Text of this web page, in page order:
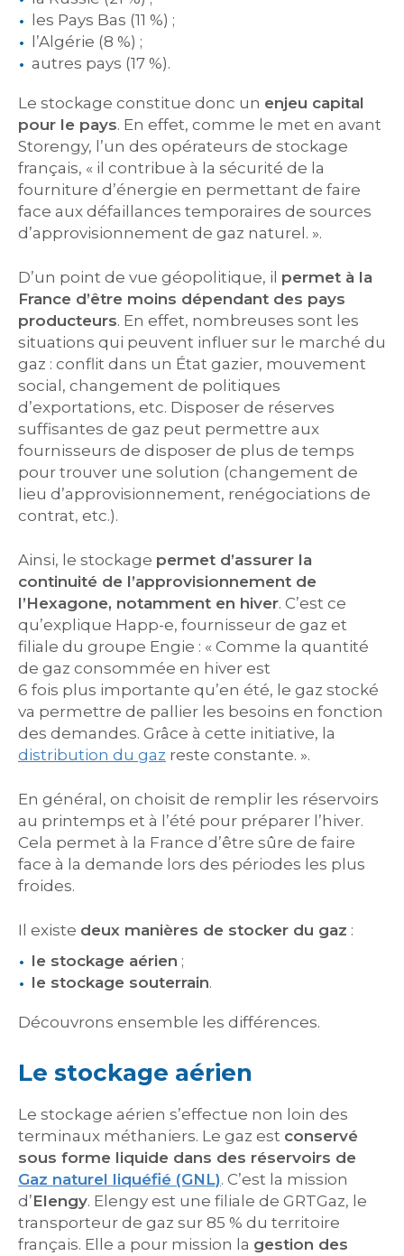
les Pays Bas (11 %) ;
l’Algérie (8 %) ;
autres pays (17 %).
Le stockage constitue donc un enjeu capital
pour le pays. En effet, comme le met en avant
Storengy, l’un des opérateurs de stockage
français, « il contribue à la sécurité de la
fourniture d’énergie en permettant de faire
face aux défaillances temporaires de sources
d’approvisionnement de gaz naturel. ».
D’un point de vue géopolitique, il permet à la
France d’être moins dépendant des pays
producteurs. En effet, nombreuses sont les
situations qui peuvent influer sur le marché du
gaz : conflit dans un État gazier, mouvement
social, changement de politiques
d’exportations, etc. Disposer de réserves
suffisantes de gaz peut permettre aux
fournisseurs de disposer de plus de temps
pour trouver une solution (changement de
lieu d’approvisionnement, renégociations de
contrat, etc.).
Ainsi, le stockage permet d’assurer la
continuité de l’approvisionnement de
l’Hexagone, notamment en hiver. C’est ce
qu’explique Happ-e, fournisseur de gaz et
filiale du groupe Engie : « Comme la quantité
de gaz consommée en hiver est
6 fois plus importante qu’en été, le gaz stocké
va permettre de pallier les besoins en fonction
des demandes. Grâce à cette initiative, la
distribution du gaz reste constante. ».
En général, on choisit de remplir les réservoirs
au printemps et à l’été pour préparer l’hiver.
Cela permet à la France d’être sûre de faire
face à la demande lors des périodes les plus
froides.
Il existe deux manières de stocker du gaz :
le stockage aérien ;
le stockage souterrain.
Découvrons ensemble les différences.
Le stockage aérien
Le stockage aérien s’effectue non loin des
terminaux méthaniers. Le gaz est conservé
sous forme liquide dans des réservoirs de
Gaz naturel liquéfié (GNL). C’est la mission
d’Elengy. Elengy est une filiale de GRTGaz, le
transporteur de gaz sur 85 % du territoire
français. Elle a pour mission la gestion des